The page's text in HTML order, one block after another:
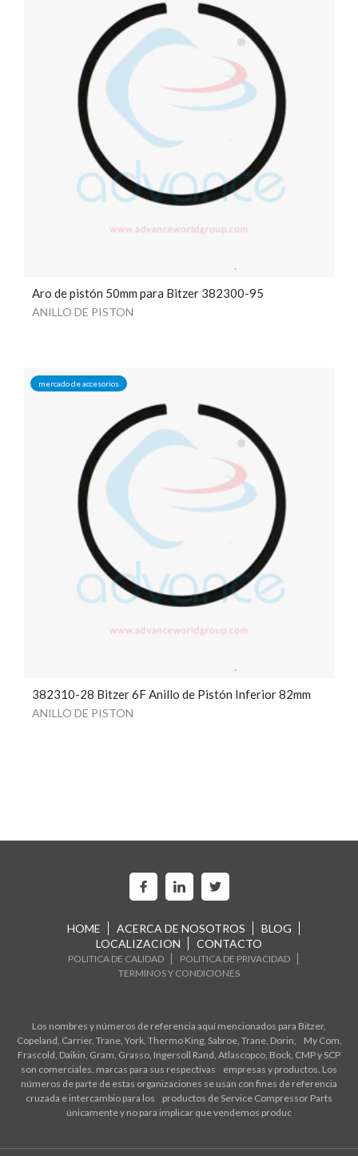
Aro de pistón 50mm para Bitzer 382300-95
ANILLO DE PISTON
mercado de accesorios
382310-28 Bitzer 6F Anillo de Pistón Inferior 82mm
ANILLO DE PISTON
HOME ACERCA DE NOSOTROS
BLOG
LOCALIZACION
CONTACTO
POLITICA DE CALIDAD
POLITICA DE PRIVACIDAD
TERMINOS Y CONDICIONES
Los nombres y números de referencia aquí mencionados para Bitzer,
Copeland, Carrier, Trane, York, Thermo King, Sabroe, Trane, Dorin, My Com,
Frascold, Daikin, Gram, Grasso, Ingersoll Rand, Atlascopco, Bock, CMP y SCP
son comerciales. marcas para sus respectivas empresas y productos. Los
números de parte de estas organizaciones se usan con fines de referencia
cruzada e intercambio para los productos de Service Compressor Parts
únicamente y no para implicar que vendemos produc